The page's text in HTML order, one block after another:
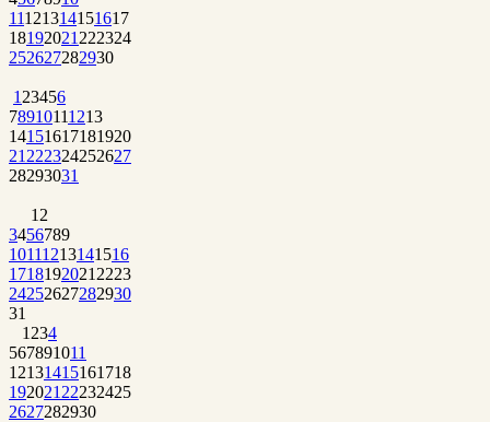
11121314151617
18192021 222324
252627282930
1 23456
78910111213
14151617181920
21 222324252627
28293031
1 2
3456789
10111213141516
1718192021 2223
24252627282930
31
1 234
567891011
12131415161718
192021 22232425
2627282930